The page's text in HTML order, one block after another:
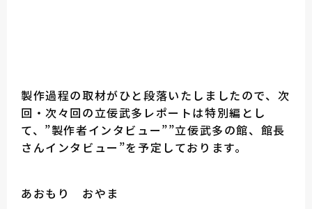
製作過程の取材がひと段落いたしましたので、次
回・次々回の立佞武多レポートは特別編とし
て、”製作者インタビュー””立佞武多の館、館長
さんインタビュー”を予定しております。
あおもり おやま